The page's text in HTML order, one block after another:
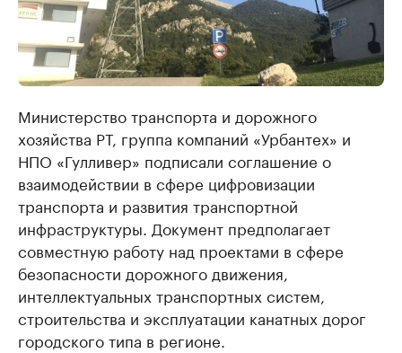
Министерство транспорта и дорожного
хозяйства РТ, группа компаний «Урбантех» и
НПО «Гулливер» подписали соглашение о
взаимодействии в сфере цифровизации
транспорта и развития транспортной
инфраструктуры. Документ предполагает
совместную работу над проектами в сфере
безопасности дорожного движения,
интеллектуальных транспортных систем,
строительства и эксплуатации канатных дорог
городского типа в регионе.